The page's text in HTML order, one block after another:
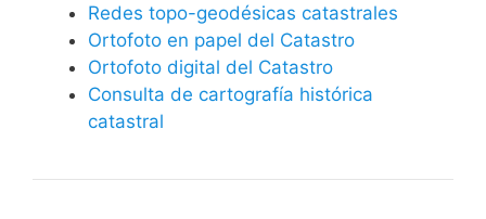
Redes topo-geodésicas catastrales
Ortofoto en papel del Catastro
Ortofoto digital del Catastro
Consulta de cartografía histórica
catastral